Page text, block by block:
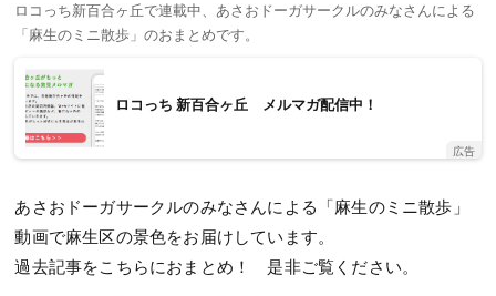
ロコっち新百合ヶ丘で連載中、あさおドーガサークルのみなさんによる
「麻生のミニ散歩」のおまとめです。
ロコっち 新百合ヶ丘 メルマガ配信中！
広告
あさおドーガサークルのみなさんによる「麻生のミニ散歩」
動画で麻生区の景色をお届けしています。
過去記事をこちらにおまとめ！ 是非ご覧ください。